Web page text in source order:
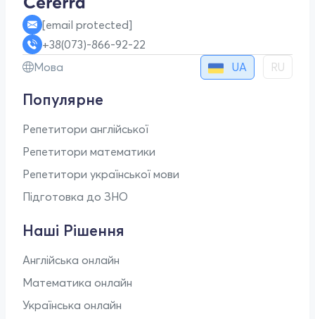
[email protected]
+38(073)-866-92-22
Мова
UA RU
Популярне
Репетитори англійської
Репетитори математики
Репетитори української мови
Підготовка до ЗНО
Наші Рішення
Англійська онлайн
Математика онлайн
Українська онлайн